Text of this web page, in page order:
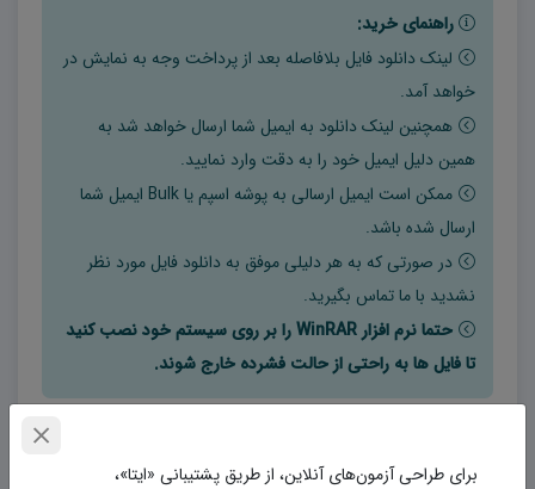
راهنمای خرید:
لینک دانلود فایل بلافاصله بعد از پرداخت وجه به نمایش در
خواهد آمد.
همچنین لینک دانلود به ایمیل شما ارسال خواهد شد به
همین دلیل ایمیل خود را به دقت وارد نمایید.
ممکن است ایمیل ارسالی به پوشه اسپم یا Bulk ایمیل شما
ارسال شده باشد.
در صورتی که به هر دلیلی موفق به دانلود فایل مورد نظر
نشدید با ما تماس بگیرید.
حتما نرم افزار WinRAR را بر روی سیستم خود نصب کنید
تا فایل ها به راحتی از حالت فشرده خارج شوند.
برای طراحی آزمون‌های آنلاین، از طریق پشتیبانی «ایتا»،